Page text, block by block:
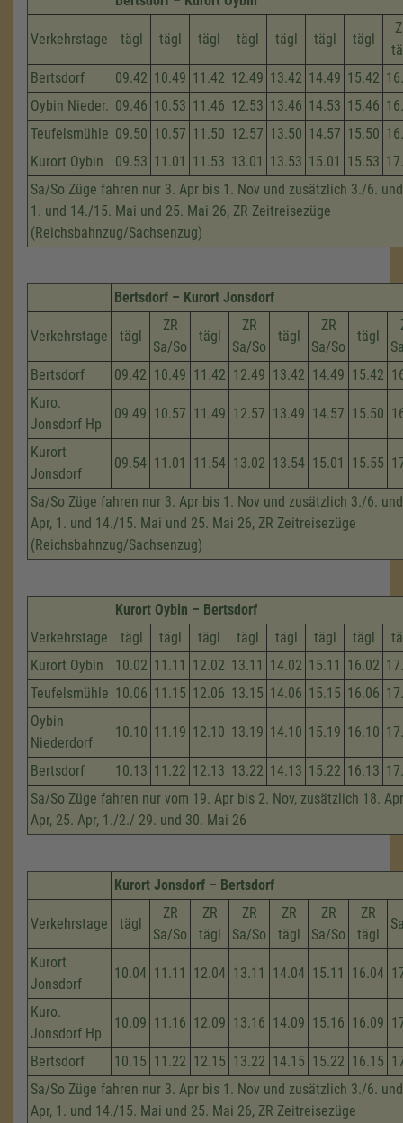
Verkehrstage tägl tägl tägl tägl tägl tägl tägl
Bertsdorf
09.42 10.49 11.42 12.49 13.42 14.49 15.42
Oybin Nieder. 09.46 10.53 11.46 12.53 13.46 14.53 15.46
Teufelsmühle 09.50 10.57 11.50 12.57 13.50 14.57 15.50
Kurort Oybin
09.53 11.01 11.53 13.01 13.53 15.01 15.53
Sa/So Züge fahren nur 3. Apr bis 1. Nov und zusätzlich 3./6.
1. und 14./15. Mai und 25. Mai 26, ZR Zeitreisezüge
(Reichsbahnzug/Sachsenzug)
Bertsdorf – Kurort Jonsdorf
Verkehrstage tägl
ZR
Sa/So
tägl
ZR
Sa/So
tägl
ZR
Sa/So
tägl
Bertsdorf
09.42 10.49 11.42 12.49 13.42 14.49 15.42
Kuro.
Jonsdorf Hp
09.49 10.57 11.49 12.57 13.49 14.57 15.50
Kurort
Jonsdorf
09.54 11.01 11.54 13.02 13.54 15.01 15.55
Sa/So Züge fahren nur 3. Apr bis 1. Nov und zusätzlich 3./6.
Apr, 1. und 14./15. Mai und 25. Mai 26, ZR Zeitreisezüge
(Reichsbahnzug/Sachsenzug)
Kurort Oybin – Bertsdorf
Verkehrstage
tägl tägl tägl tägl tägl tägl tägl
Kurort Oybin
10.02 11.11 12.02 13.11 14.02 15.11 16.02
Teufelsmühle 10.06 11.15 12.06 13.15 14.06 15.15 16.06
Oybin
Niederdorf
10.10 11.19 12.10 13.19 14.10 15.19 16.10
Bertsdorf 10.13 11.22 12.13 13.22 14.13 15.22 16.13
Sa/So Züge fahren nur vom 19. Apr bis 2. Nov, zusätzlich 18.
Apr, 25. Apr, 1./2./ 29. und 30. Mai 26
Kurort Jonsdorf – Bertsdorf
Verkehrstage tägl
ZR
Sa/So
ZR
tägl
ZR
Sa/So
ZR
tägl
ZR
Sa/So
ZR
tägl
Kurort
Jonsdorf
10.04 11.11 12.04 13.11 14.04 15.11 16.04
Kuro.
Jonsdorf Hp
10.09 11.16 12.09 13.16 14.09 15.16 16.09
Bertsdorf 10.15 11.22 12.15 13.22 14.15 15.22 16.15
Sa/So Züge fahren nur 3. Apr bis 1. Nov und zusätzlich 3./6.
Apr, 1. und 14./15. Mai und 25. Mai 26, ZR Zeitreisezüge